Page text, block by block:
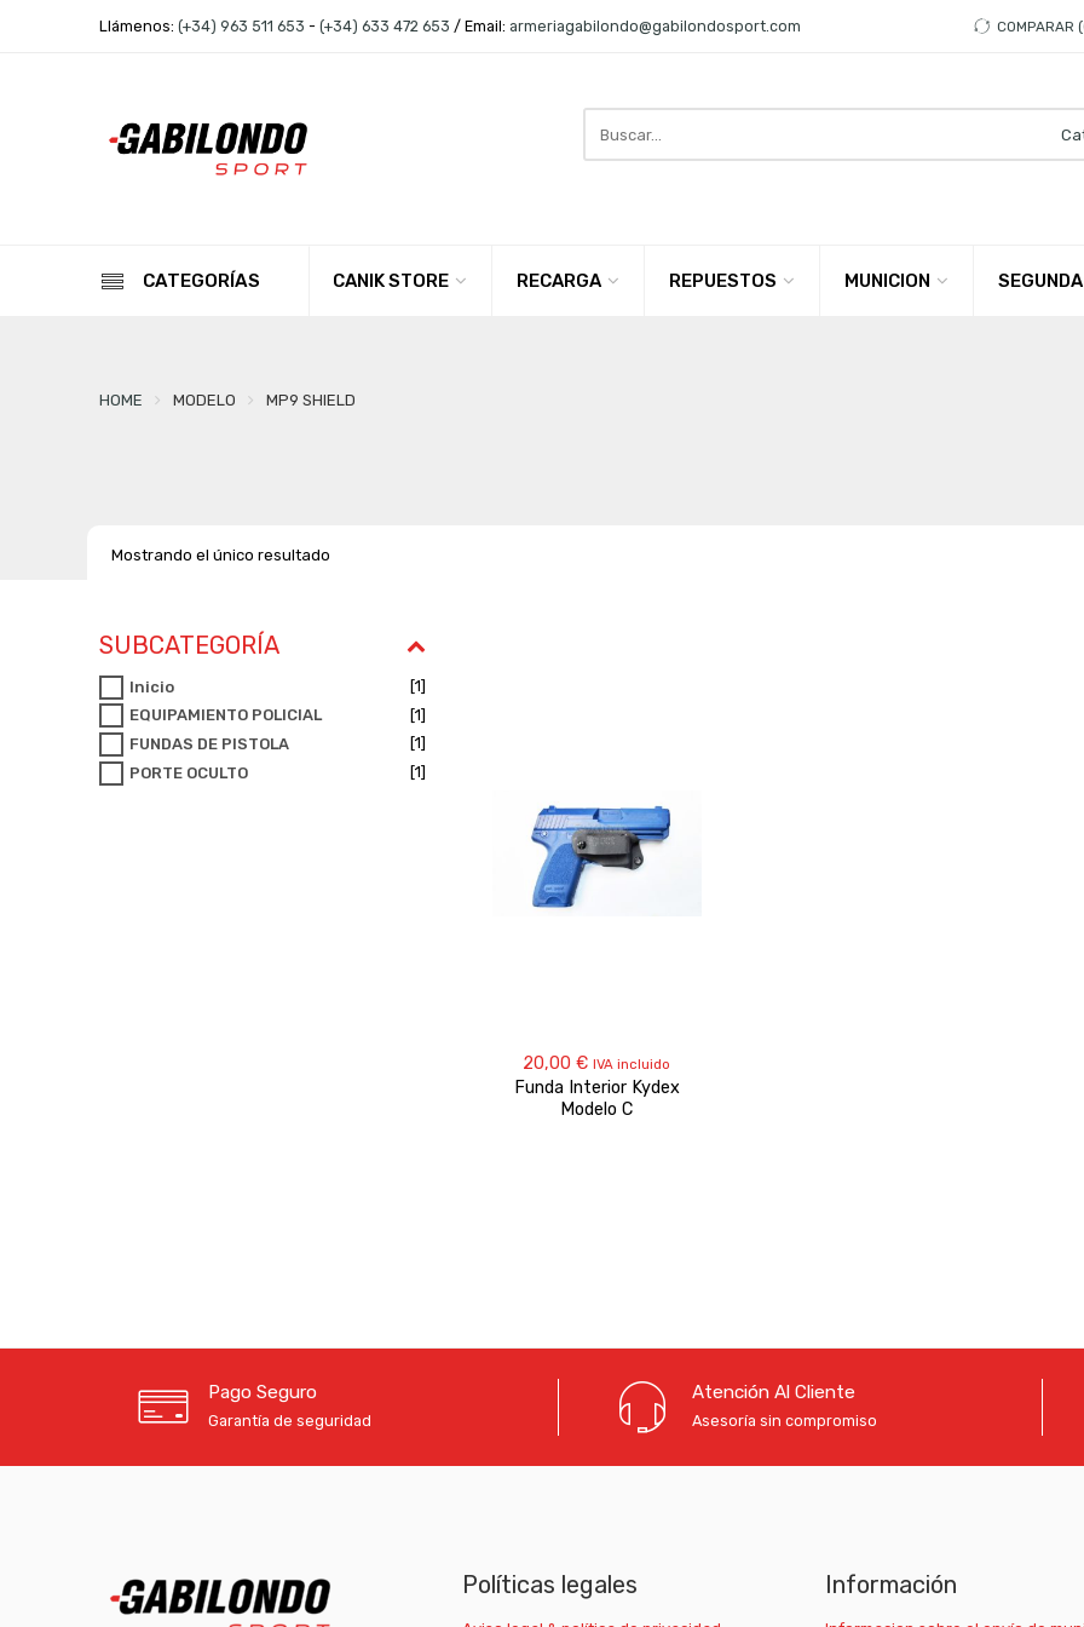
Llámenos: (+34) 963 511 653 - (+34) 633 472 653 / Email: armeriagabilondo@gabilondosport.com COMPARAR
here
CATEGORÍAS CANIK STORE RECARGA REPUESTOS MUNICION
HOME MODELO MP9 SHIELD
Mostrando el único resultado
20,00€ IVA incluido
Funda Interior Kydex
Modelo C
SUBCATEGORÍA
Inicio
[1]
EQUIPAMIENTO POLICIAL
[1]
FUNDAS DE PISTOLA
[1]
PORTE OCULTO
[1]
Pago Seguro
Garantía de seguridad
Atención Al Cliente
Asesoría sin compromiso
Políticas legales Información